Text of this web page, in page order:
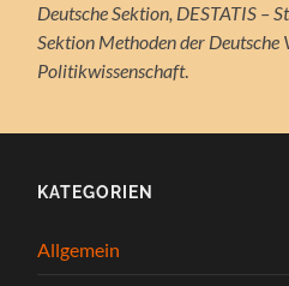
Deutsche Sektion, DESTATIS –
Sektion Methoden der Deutsche
Politikwissenschaft.
KATEGORIEN
Allgemein